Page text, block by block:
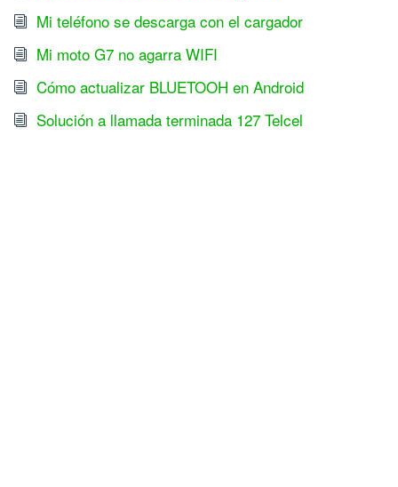
Mi teléfono se descarga con el cargador
Mi moto G7 no agarra WIFI
Cómo actualizar BLUETOOH en Android
Solución a llamada terminada 127 Telcel